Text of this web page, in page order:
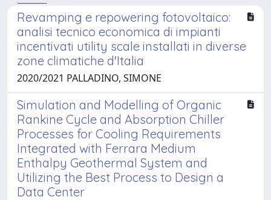
Revamping e repowering fotovoltaico:
analisi tecnico economica di impianti
incentivati utility scale installati in diverse
zone climatiche d'Italia
2020/2021 PALLADINO, SIMONE
Simulation and Modelling of Organic
Rankine Cycle and Absorption Chiller
Processes for Cooling Requirements
Integrated with Ferrara Medium
Enthalpy Geothermal System and
Utilizing the Best Process to Design a
Data Center